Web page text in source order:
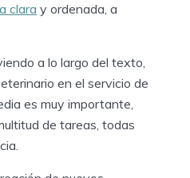
clara y ordenada, a
a lo largo del texto,
en el servicio de
es muy importante,
de tareas, todas